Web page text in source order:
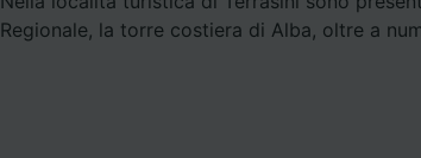
Regionale, la torre costiera di Alba, oltre a
Elenco dei partner (fornitori)